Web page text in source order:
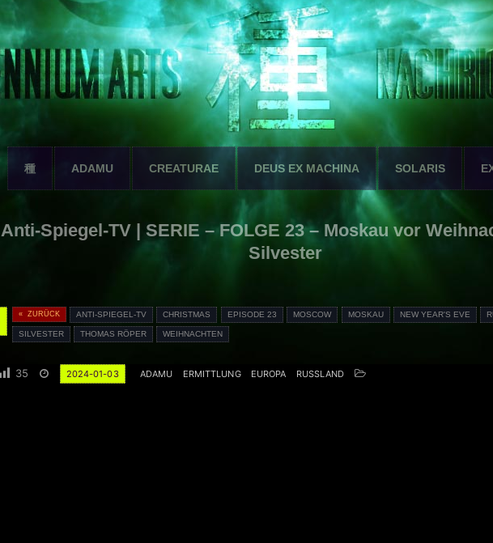
種 ADAMU CREATURAE DEUS EX MACHINA SOLARIS
Anti-Spiegel-TV | SERIE – FOLGE 23 – Moskau vor
Silvester
« ZURÜCK ANTI-SPIEGEL-TV CHRISTMAS EPISODE 23 MOSCOW MOSKAU NEW YEAR'S EVE
SILVESTER THOMAS RÖPER WEIHNACHTEN
35 2024-01-03 ADAMU ERMITTLUNG EUROPA RUSSLAND